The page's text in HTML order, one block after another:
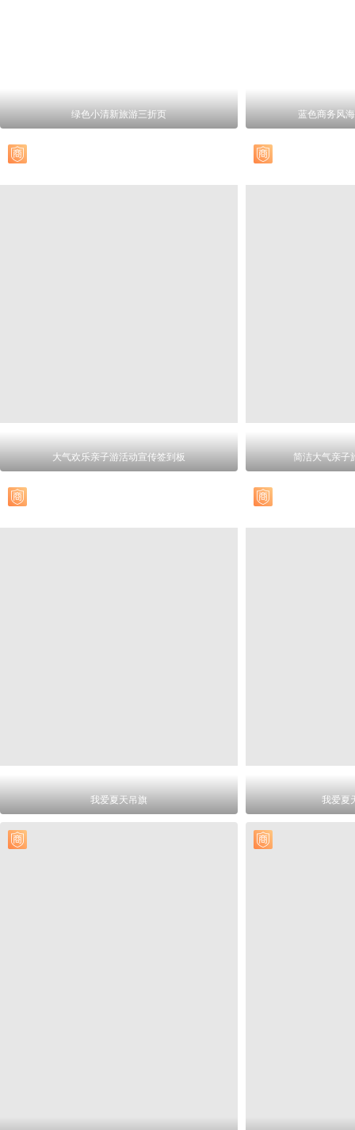
绿色小清新旅游三折页 蓝色商务风
大气欢乐亲子游活动宣传签到板 简洁大气亲子
我爱夏天吊旗 我爱夏